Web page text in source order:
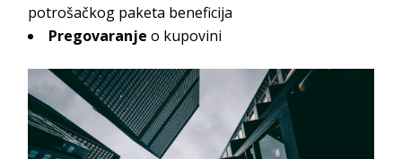
potrošačkog paketa beneficija
Pregovaranje o kupovini